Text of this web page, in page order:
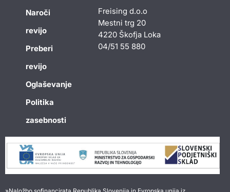
Naroči
revijo
Preberi
revijo
Oglaševanje
Politika
zasebnosti
Freising d.o.o
Mestni trg 20
4220 Škofja Loka
04/51 55 880